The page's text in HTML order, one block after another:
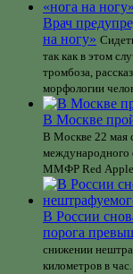
Врач
на ногу»
так как в этом
тромбоза,
морфологии
В Москве
В Москве 22 мая
международного
ММФР Red
В России
порога
снижении
километров в